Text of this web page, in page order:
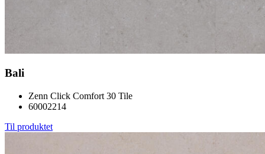
Bali
Zenn Click Comfort 30 Tile
60002214
Til produktet